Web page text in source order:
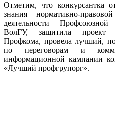
Отметим, что конкурсантка
знания нормативно-
деятельности
ВолГУ, защитила проект
Профкома, провела лучший,
по переговорам и
информационной кампании
«Лучший профгрупорг».